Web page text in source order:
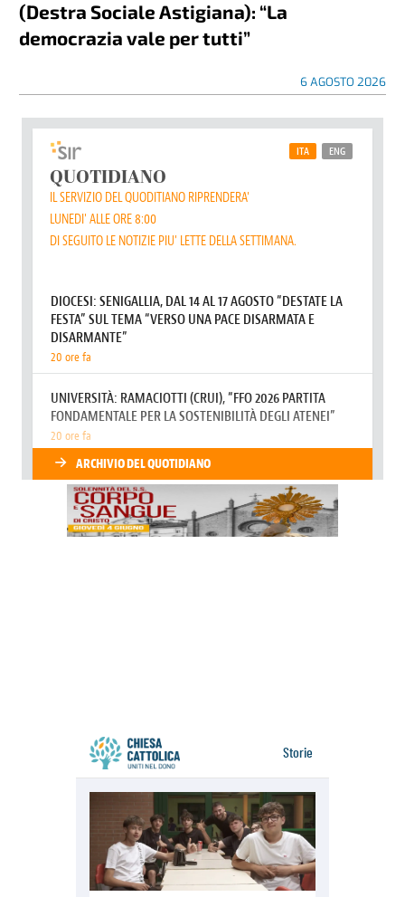
(Destra Sociale Astigiana): “La
democrazia vale per tutti”
6 AGOSTO 2026